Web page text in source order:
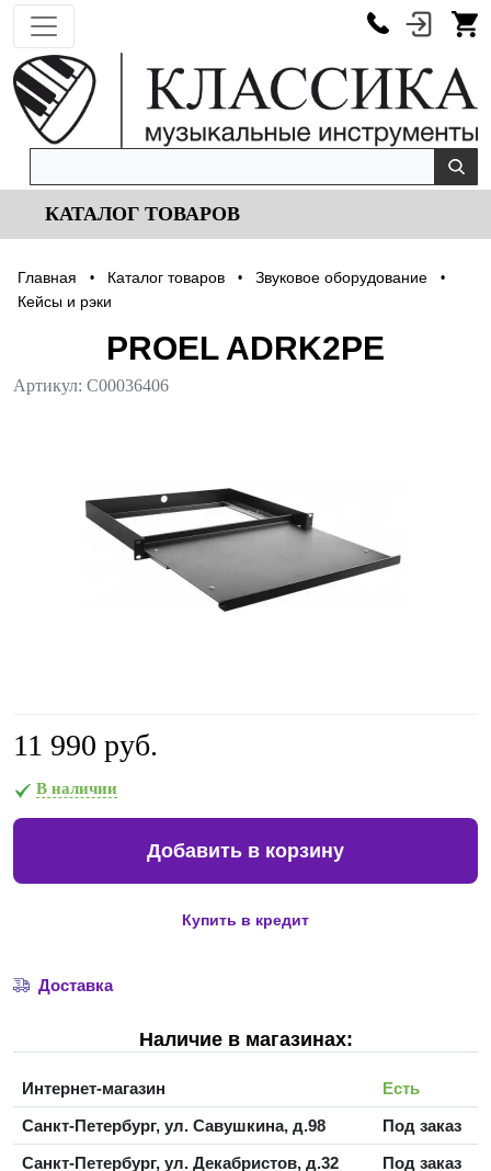
КАТАЛОГ ТОВАРОВ
Главная • Каталог товаров • Звуковое оборудование •
Кейсы и рэки
PROEL ADRK2PE
Артикул: С00036406
11 990 руб.
В наличии
Добавить в корзину
Купить в кредит
Доставка
Наличие в магазинах:
Интернет-магазин
Есть
Санкт-Петербург, ул. Савушкина, д.98
Под заказ
Санкт-Петербург, ул. Декабристов, д.32
Под заказ